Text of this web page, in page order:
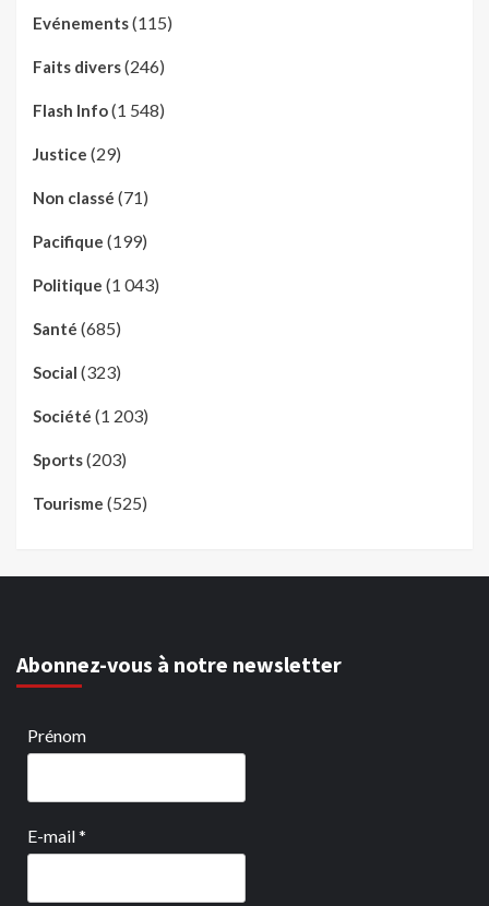
Evénements(115)
Faits divers(246)
Flash Info(1 548)
Justice (29)
Non classé (71)
Pacifique (199)
Politique (1 043)
Santé (685)
Social (323)
Société (1 203)
Sports(203)
Tourisme (525)
Abonnez-vous à notre newsletter
Prénom
E-mail*